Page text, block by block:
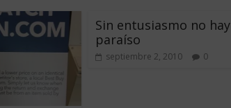
Sin entusiasmo no hay
paraíso
septiembre 2, 2010 0